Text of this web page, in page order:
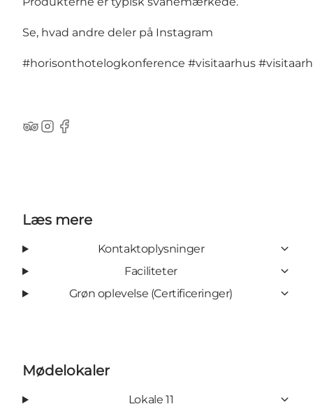
Se, hvad andre deler på Instagram
#horisonthotelogkonference #visitaarhus
TripAdvisor
Instagram
Facebook
Læs mere
Kontaktoplysninger
Faciliteter
Grøn oplevelse (Certificeringer)
Mødelokaler
Lokale 11